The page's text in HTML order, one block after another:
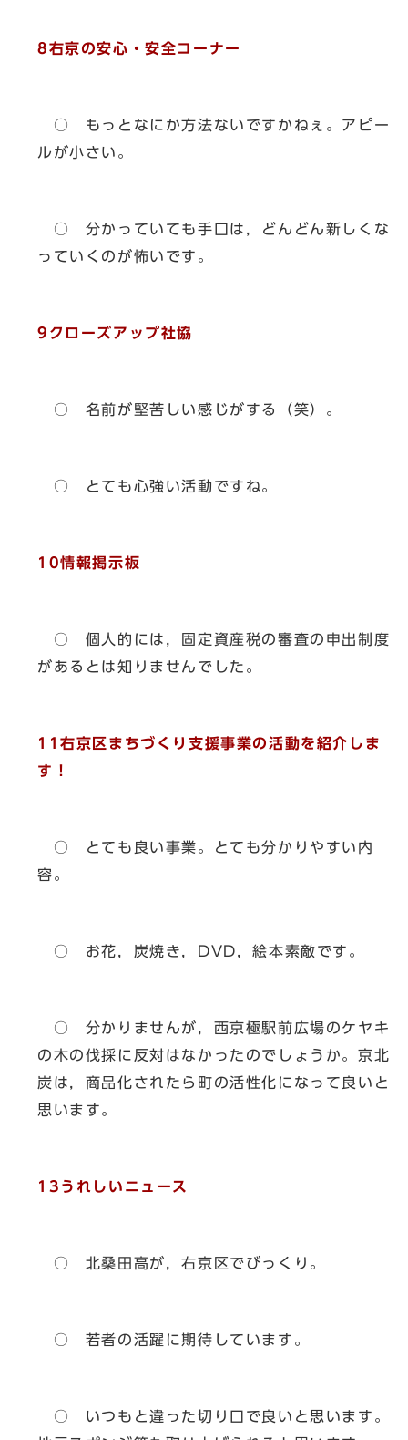
8右京の安心・安全コーナー
○ もっとなにか方法ないですかねぇ。アピー
ルが小さい。
○ 分かっていても手口は，どんどん新しくな
っていくのが怖いです。
9クローズアップ社協
○ 名前が堅苦しい感じがする（笑）。
○ とても心強い活動ですね。
10情報掲示板
○ 個人的には，固定資産税の審査の申出制度
があるとは知りませんでした。
11右京区まちづくり支援事業の活動を紹介しま
す！
○ とても良い事業。とても分かりやすい内
容。
○ お花，炭焼き，DVD，絵本素敵です。
○ 分かりませんが，西京極駅前広場のケヤキ
の木の伐採に反対はなかったのでしょうか。京北
炭は，商品化されたら町の活性化になって良いと
思います。
13うれしいニュース
○ 北桑田高が，右京区でびっくり。
○ 若者の活躍に期待しています。
○ いつもと違った切り口で良いと思います。